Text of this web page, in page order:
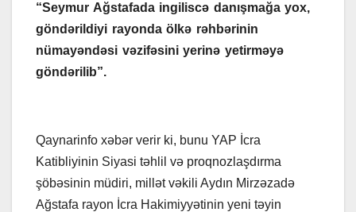
“Seymur Ağstafada ingiliscə danışmağa yox,
göndərildiyi rayonda ölkə rəhbərinin
nümayəndəsi vəzifəsini yerinə yetirməyə
göndərilib”.
Qaynarinfo xəbər verir ki, bunu YAP İcra
Katibliyinin Siyasi təhlil və proqnozlaşdırma
şöbəsinin müdiri, millət vəkili Aydın Mirzəzadə
Ağstafa rayon İcra Hakimiyyətinin yeni təyin